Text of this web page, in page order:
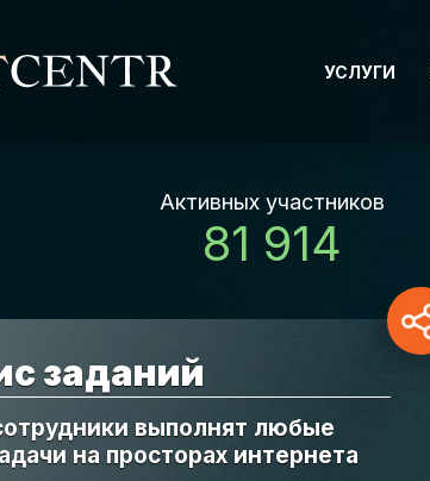
УСЛУГИ
Активных участников
81 914
заданий
выполнят любые
на просторах интернета